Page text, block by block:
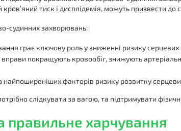
кров’яний тиск і дисплідемія, можуть призвести
судинних захворювань:
грає ключову роль у зниженні ризику
вправи покращують кровообіг, знижують
найпоширеніших факторів ризику розвитку
слідкувати за вагою, та підтримувати
правильне харчування